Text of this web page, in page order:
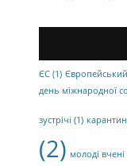
ЄС (1)
день міжнародної
зустрічі (1) карантин
(2) молоді вчені